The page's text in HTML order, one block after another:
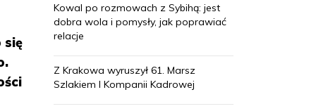
się
Kowal po rozmowach z Sybihą: jest
dobra wola i pomysły, jak poprawiać
relacje
Z Krakowa wyruszył 61. Marsz
Szlakiem I Kompanii Kadrowej